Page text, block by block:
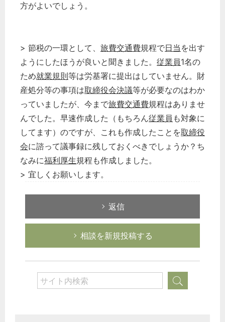
方がよいでしょう。
> 節税の一環として、 旅費交通費規程で日当 を出す
ようにしたほうが良いと聞きました。 従業員1名の
ため就業規則等は労基署に提出はしていません。財
産処分等の事項は取締役会決議等が必要なのはわか
っていましたが、今まで旅費交通費規程はありませ
んでした。早速作成した（もちろん従業員 も対象に
してます）のですが、これも作成したことを取締役
会に諮って議事録に残しておくべきでしょうか？ち
なみに福利厚生規程も作成しました。
> 宜しくお願いします。
返信
相談を新規投稿する